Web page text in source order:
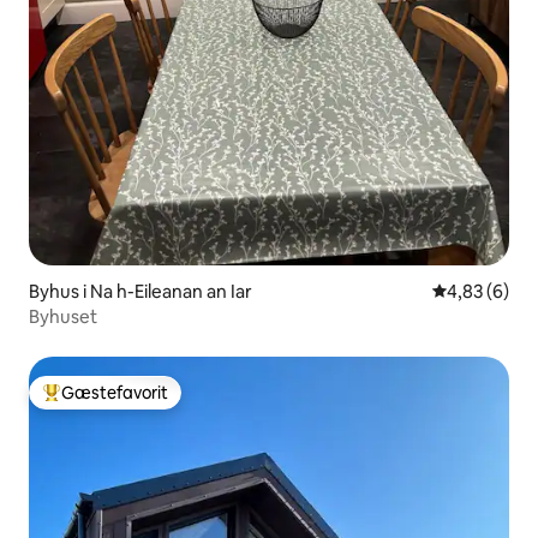
Byhus i Na h-Eileanan an Iar 4,83 ud af 5
4,83 (6)
Byhuset
Bedste gæstefavorit
Gæstefavorit